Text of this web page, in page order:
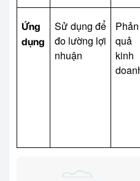
Ứng
dụng
Sử dụng để
đo lường lợi
nhuận
quả
kinh